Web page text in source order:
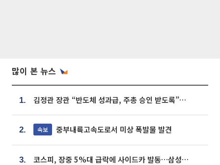
많이 본 뉴스
1. 김정관 장관 “반도체 성과급, 주총 승인 받도록”…상법·자본시장법 개정 시사
2. 속보 중부내륙고속도로서 미상 폭발물 발견
3. 코스피, 장중 5%대 급락에 사이드카 발동…삼성·SK 동반 폭락